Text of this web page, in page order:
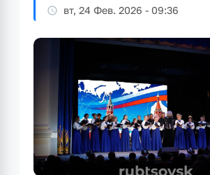
вт, 24 Фев. 2026 - 09:36